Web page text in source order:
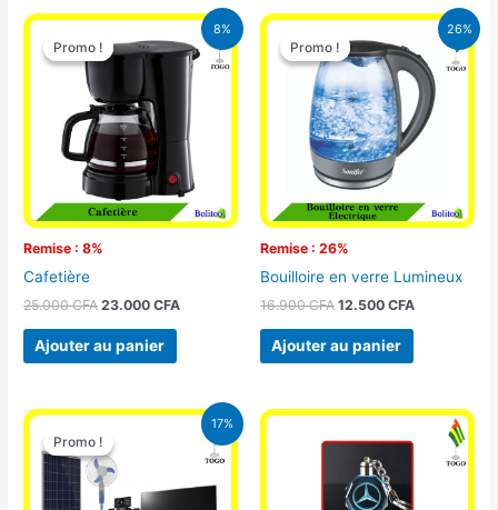
8%
Promo !
Remise : 8%
Promo !
Cafetière
25.000CFA
Le
prix
initial
25.000 CFA.
23.000CFA
Le
prix
actuel
est :
23.000 CFA.
Ajouter au panier
26%
Promo !
Remise : 26%
Promo !
Bouilloire en verre Lumineux
16.900CFA
Le
prix
initial
16.900 CFA.
12.500 CFA
Le
prix
actuel
est :
12.500 CFA.
Ajouter au panier
17%
Promo !
Promo !
Le
initial
était :
430.000 CFA.
Le
prix
actuel
355.000 CFA.